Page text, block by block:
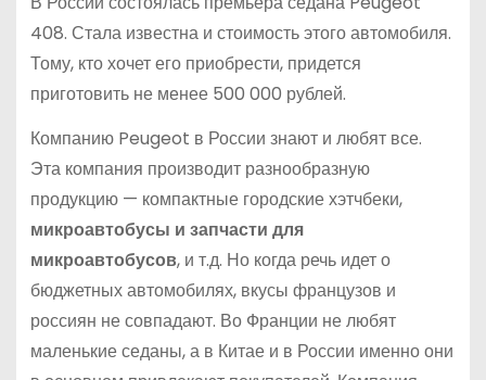
408. Стала известна и стоимость этого автомобиля.
Тому, кто хочет его приобрести, придется
приготовить не менее 500 000 рублей.
Компанию Peugeot в России знают и любят все.
Эта компания производит разнообразную
продукцию — компактные городские хэтчбеки,
микроавтобусы и запчасти для
микроавтобусов, и т.д. Но когда речь идет о
бюджетных автомобилях, вкусы французов и
россиян не совпадают. Во Франции не любят
маленькие седаны, а в Китае и в России именно они